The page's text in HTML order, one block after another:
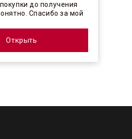
до получения
Спасибо за мой
Открыть